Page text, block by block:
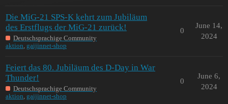
Die MiG-21 SPS-K kehrt zum Jubiläum
des Erstflugs der MiG-21 zurück!
Deutschsprachige Community
aktion, gaijinnet-shop
0
June 14,
2024
Feiert das 80. Jubiläum des D-Day in War
Thunder!
Deutschsprachige Community
aktion, gaijinnet-shop
0
June 6,
2024